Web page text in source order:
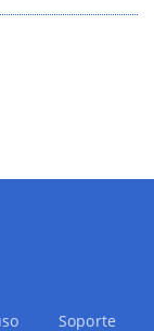
Soporte